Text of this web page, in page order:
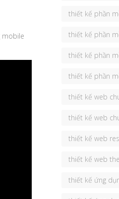
mobile
thiết kế phần
thiết kế phần
thiết kế phần
thiết kế phần
thiết kế web
thiết kế web
thiết kế web
thiết kế web
thiết kế ứng